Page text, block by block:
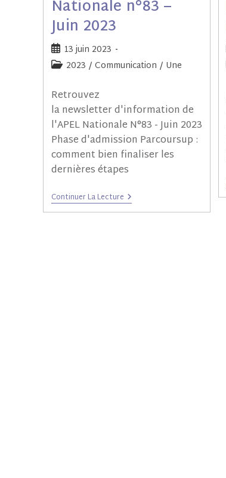
Nationale n°83 –
Juin 2023
13 juin 2023
2023 / Communication / Une
Retrouvez
la newsletter d'information de
l'APEL Nationale N°83 - Juin 2023
Phase d'admission Parcoursup :
comment bien finaliser les
dernières étapes
Continuer La Lecture